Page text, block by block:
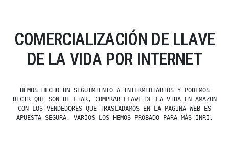
COMERCIALIZACIÓN DE LLAVE
DE LA VIDA POR INTERNET
HEMOS HECHO UN SEGUIMIENTO A INTERMEDIARIOS Y PODEMOS
DECIR QUE SON DE FIAR, COMPRAR LLAVE DE LA VIDA EN AMAZON
CON LOS VENDEDORES QUE TRASLADAMOS EN LA PÁGINA WEB ES
APUESTA SEGURA, VARIOS LOS HEMOS PROBADO PARA MÁS INRI.